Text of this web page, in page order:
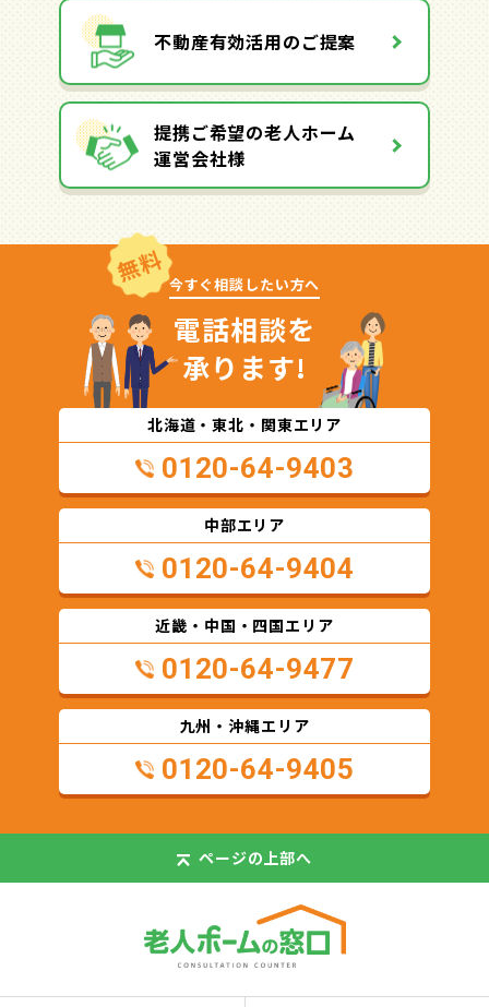
不動産有効活用のご提案
提携ご希望の老人ホーム
運営会社様
無料 今すぐ相談したい方へ
電話相談を
承ります!
北海道・東北・関東エリア
0120-64-9403
中部エリア
0120-64-9404
近畿・中国・四国エリア
0120-64-9477
九州・沖縄エリア
0120-64-9405
ページの上部へ